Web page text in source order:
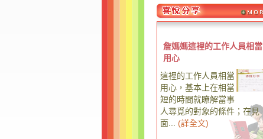
詹媽媽這裡的工作人員相當
用心
這裡的工作人員相當
用心，基本上在相當
短的時間就瞭解當事
人尋覓的對象的條件；在見
面...
(詳全文)